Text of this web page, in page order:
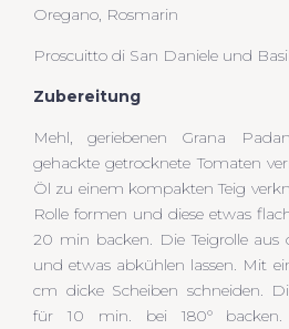
Oregano, Rosmarin
Proscuitto di San Daniele und
Zubereitung
Mehl, geriebenen Grana
gehackte getrocknete Tomaten
Öl zu einem kompakten Teig
Rolle formen und diese etwas
20 min backen. Die Teigrolle
und etwas abkühlen lassen. Mit
cm dicke Scheiben schneiden.
für 10 min. bei 180°